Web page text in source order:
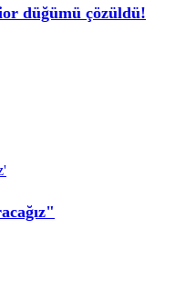
düğümü çözüldü!